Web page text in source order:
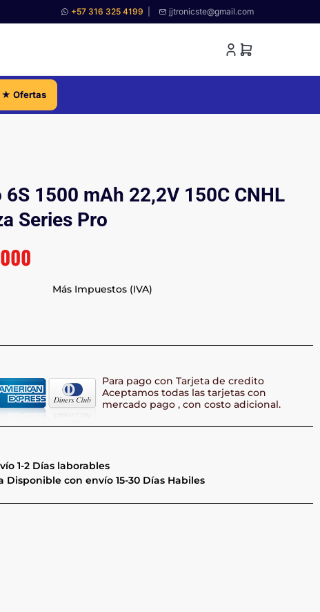
+57 316 325 4199 jjtronicste@gmail.com
★ Ofertas
1500 mAh 22,2V 150C CNHL
Series Pro
Más Impuestos (IVA)
Para pago con Tarjeta de credito
Aceptamos todas las tarjetas con
mercado pago , con costo adicional.
1-2 Días laborables
con envío 15-30 Días Habiles